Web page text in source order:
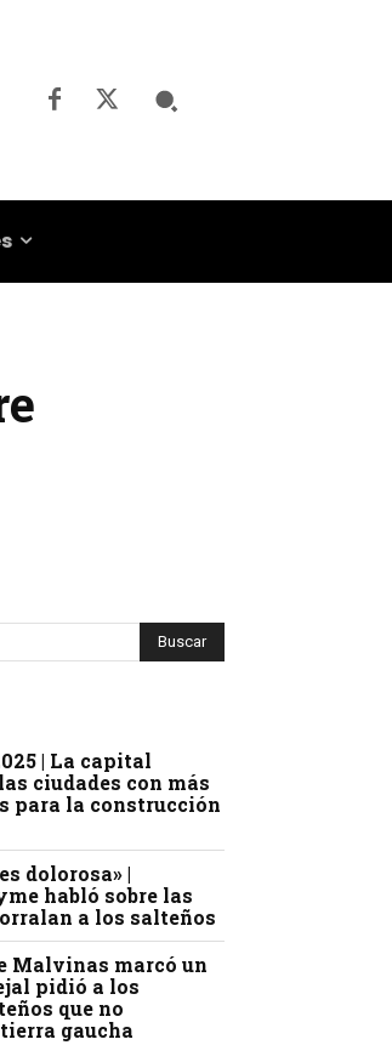
| La capital
ciudades con más
para la construcción
dolorosa» |
habló sobre las
a los salteños
Malvinas marcó un
pidió a los
que no
gaucha